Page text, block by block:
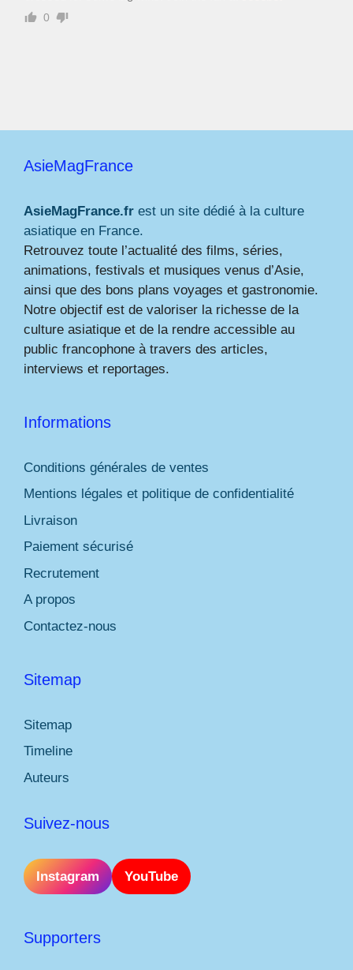
0
AsieMagFrance
AsieMagFrance.fr est un site dédié à la culture
asiatique en France.
Retrouvez toute l’actualité des films, séries,
animations, festivals et musiques venus d’Asie,
ainsi que des bons plans voyages et gastronomie.
Notre objectif est de valoriser la richesse de la
culture asiatique et de la rendre accessible au
public francophone à travers des articles,
interviews et reportages.
Informations
Conditions générales de ventes
Mentions légales et politique de confidentialité
Livraison
Paiement sécurisé
Recrutement
A propos
Contactez-nous
Sitemap
Sitemap
Timeline
Auteurs
Suivez-nous
Instagram YouTube
Supporters